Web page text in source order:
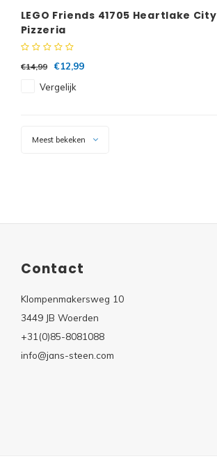
LEGO Friends 41705 Heartlake City
Pizzeria
€14,99
€12,99
Vergelijk
Meest bekeken
Contact
Klompenmakersweg 10
3449 JB Woerden
+31(0)85-8081088
info@jans-steen.com